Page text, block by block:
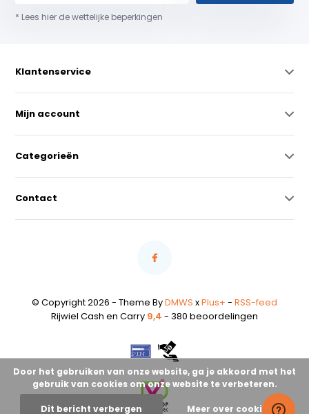
* Lees hier de wettelijke beperkingen
Klantenservice
Mijn account
Categorieën
Contact
© Copyright 2026 - Theme ByDMWS xPlus+ - RSS-feed
Rijwiel Cash en Carry 9,4 - 380 beoordelingen
Door het gebruiken van onze website, ga je akkoord met het
gebruik van cookies om onze website te verbeteren.
Dit bericht verbergen Meer over cookies »